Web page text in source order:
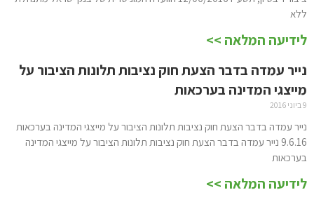
ללא
לידיעה המלאה >>
נייר עמדה בדבר הצעת חוק נציבות תלונות הציבור על
מייצגי המדינה בערכאות
9 ביוני 2016
נייר עמדה בדבר הצעת חוק נציבות תלונות הציבור על מייצגי המדינה בערכאות
9.6.16 נייר עמדה בדבר הצעת חוק נציבות תלונות הציבור על מייצגי המדינה
בערכאות
לידיעה המלאה >>